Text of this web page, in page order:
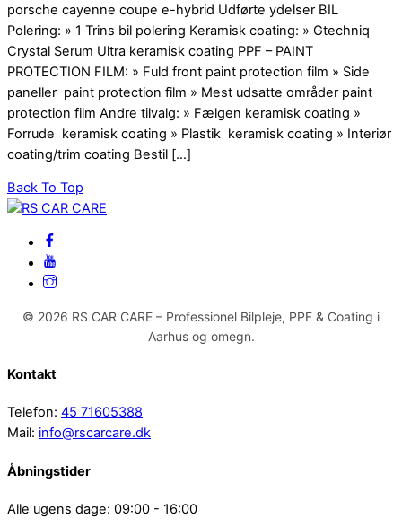
porsche cayenne coupe e-hybrid Udførte ydelser BIL
Polering: » 1 Trins bil polering Keramisk coating: » Gtechniq
Crystal Serum Ultra keramisk coating PPF – PAINT
PROTECTION FILM: » Fuld front paint protection film » Side
paneller paint protection film » Mest udsatte områder paint
protection film Andre tilvalg: » Fælgen keramisk coating »
Forrude keramisk coating » Plastik keramisk coating » Interiør
coating/trim coating Bestil […]
Back To Top
© 2026 RS CAR CARE – Professionel Bilpleje, PPF & Coating i
Aarhus og omegn.
Kontakt
Telefon: 45 71605388
Mail: info@rscarcare.dk
Åbningstider
Alle ugens dage: 09:00 - 16:00